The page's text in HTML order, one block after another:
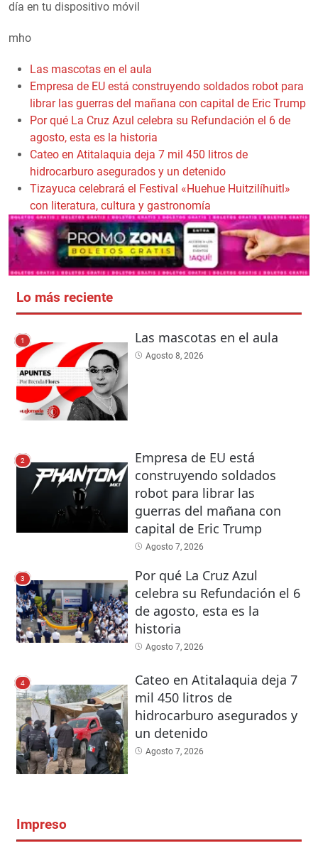
día en tu dispositivo móvil
mho
Las mascotas en el aula
Empresa de EU está construyendo soldados robot para
librar las guerras del mañana con capital de Eric Trump
Por qué La Cruz Azul celebra su Refundación el 6 de
agosto, esta es la historia
Cateo en Atitalaquia deja 7 mil 450 litros de
hidrocarburo asegurados y un detenido
Tizayuca celebrará el Festival «Huehue Huitzilíhuitl»
con literatura, cultura y gastronomía
Lo más reciente
1 Las mascotas en el aula
Agosto 8, 2026
2
Empresa de EU está
construyendo soldados
robot para librar las
guerras del mañana con
capital de Eric Trump
Agosto 7, 2026
3
Por qué La Cruz Azul
celebra su Refundación el 6
de agosto, esta es la
historia
Agosto 7, 2026
4
Cateo en Atitalaquia deja 7
mil 450 litros de
hidrocarburo asegurados y
un detenido
Agosto 7, 2026
Impreso